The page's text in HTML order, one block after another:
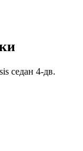
седан 4-дв.